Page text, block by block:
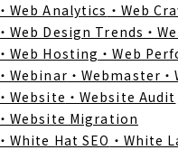
・Web Analytics ・Web
・Web Design Trends ・
・Web Hosting ・Web
・Webinar ・Webmaster
・Website ・Website Audit
・Website Migration
・White Hat SEO ・White